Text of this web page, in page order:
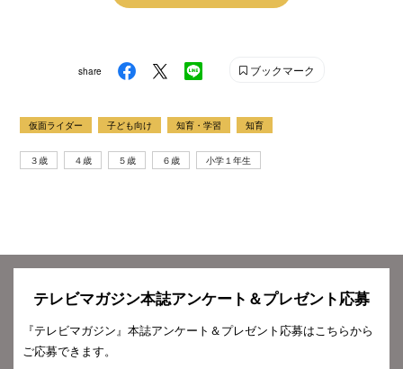
share ブックマーク
仮面ライダー 子ども向け 知育・学習 知育
３歳 ４歳 ５歳 ６歳 小学１年生
テレビマガジン本誌アンケート＆プレゼント応募
『テレビマガジン』本誌アンケート＆プレゼント応募はこちらから
ご応募できます。